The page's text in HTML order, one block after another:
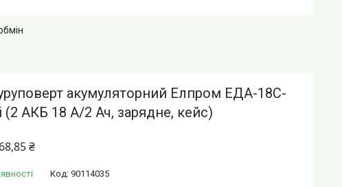
акумуляторний Елпром ЕДА-18C-
(2 АКБ 18 А/2 Ач, зарядне, кейс)
₴
Код: 90114035